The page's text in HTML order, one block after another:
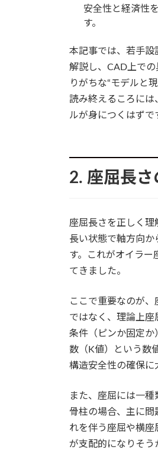
安全性と経済性
す。
本記事では、若手設
解説し、CAD上で
りがちな“モデルと
読み終えるころには
ルが身につくはずで
2. 座屈長
座屈長さを正しく理
長い状態で軸方向か
す。これがオイラー
てきました。
ここで重要なのが
ではなく、理論上
条件（ピンか固定か
数（K値）という数
構造安全性の確保に
また、座屈には一
骨柱の場合、主に問
れを伴う座屈や横座
が支配的になりそう